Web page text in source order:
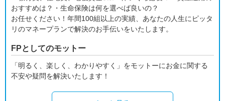
おすすめは？・生命保険は何を選べば良いの？
お任せください！年間100組以上の実績、あなたの人生にピッタ
リのマネープランで解決のお手伝いをいたします。
FPとしてのモットー
「明るく、楽しく、わかりやすく」をモットーにお金に関する
不安や疑問を解決いたします！